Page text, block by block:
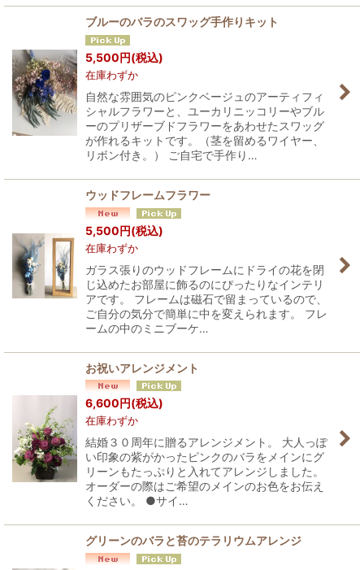
ブルーのバラのスワッグ手作りキット
5,500円(税込)
在庫わずか
自然な雰囲気のピンクベージュのアーティフィ
シャルフラワーと、ユーカリニッコリーやブル
ーのプリザーブドフラワーをあわせたスワッグ
が作れるキットです。（茎を留めるワイヤー、
リボン付き。） ご自宅で手作り…
ウッドフレームフラワー
5,500円(税込)
在庫わずか
ガラス張りのウッドフレームにドライの花を閉
じ込めたお部屋に飾るのにぴったりなインテリ
アです。 フレームは磁石で留まっているので、
ご自分の気分で簡単に中を変えられます。 フレ
ームの中のミニブーケ…
お祝いアレンジメント
6,600円(税込)
在庫わずか
結婚３０周年に贈るアレンジメント。 大人っぽ
い印象の紫がかったピンクのバラをメインにグ
リーンもたっぷりと入れてアレンジしました。
オーダーの際はご希望のメインのお色をお伝え
ください。 ●サイ…
グリーンのバラと苔のテラリウムアレンジ